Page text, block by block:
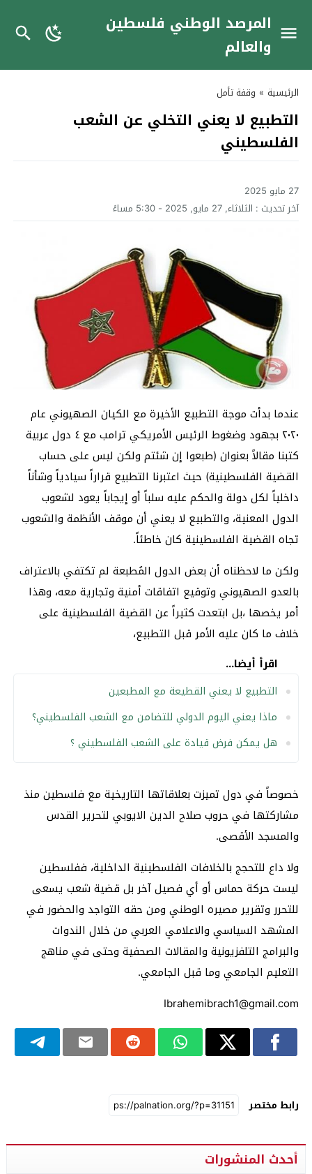
المرصد الوطني فلسطين
والعالم
الرئيسية » وقفة تأمل
التطبيع لا يعني التخلي عن الشعب
الفلسطيني
27 مايو 2025
آخر تحديث : الثلاثاء, 27 مايو, 2025 - 5:30 مساءً
عندما بدأت موجة التطبيع الأخيرة مع الكيان الصهيوني عام
٢٠٢٠ بجهود وضغوط الرئيس الأمريكي ترامب مع ٤ دول عربية
كتبنا مقالاً بعنوان (طبعوا إن شئتم ولكن ليس على حساب
القضية الفلسطينية) حيث اعتبرنا التطبيع قراراً سيادياً وشأناً
داخلياً لكل دولة والحكم عليه سلباً أو إيجاباً يعود لشعوب
الدول المعنية، والتطبيع لا يعني أن موقف الأنظمة والشعوب
تجاه القضية الفلسطينية كان خاطئاً.
ولكن ما لاحظناه أن بعض الدول المُطبعة لم تكتفي بالاعتراف
بالعدو الصهيوني وتوقيع اتفاقات أمنية وتجارية معه، وهذا
أمر يخصها ،بل ابتعدت كثيراً عن القضية الفلسطينية على
خلاف ما كان عليه الأمر قبل التطبيع،
اقرأ أيضا...
التطبيع لا يعني القطيعة مع المطبعين
ماذا يعني اليوم الدولي للتضامن مع الشعب الفلسطيني؟
هل يمكن فرض قيادة على الشعب الفلسطيني ؟
خصوصاً في دول تميزت بعلاقاتها التاريخية مع فلسطين منذ
مشاركتها في حروب صلاح الدين الايوبي لتحرير القدس
والمسجد الأقصى.
ولا داع للتحجج بالخلافات الفلسطينية الداخلية، ففلسطين
ليست حركة حماس أو أي فصيل آخر بل قضية شعب يسعى
للتحرر وتقرير مصيره الوطني ومن حقه التواجد والحضور في
المشهد السياسي والاعلامي العربي من خلال الندوات
والبرامج التلفزيونية والمقالات الصحفية وحتى في مناهج
التعليم الجامعي وما قبل الجامعي.
Ibrahemibrach1@gmail.com
رابط مختصر
أحدث المنشورات